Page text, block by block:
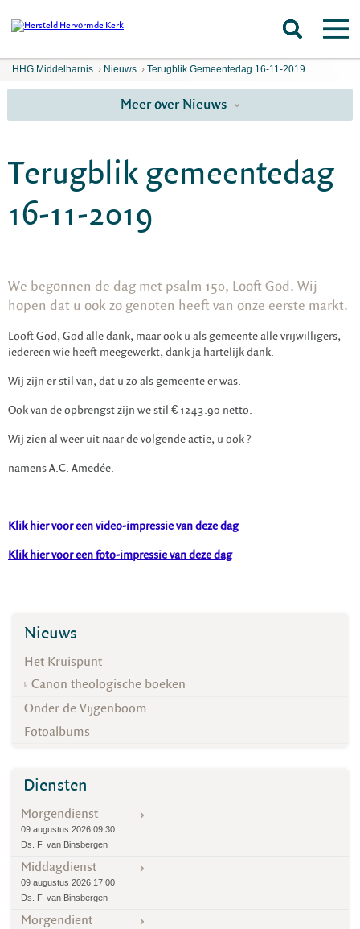
HHG Middelharnis › Nieuws › Terugblik Gemeentedag 16-11-2019
Meer over Nieuws
Terugblik gemeentedag
16-11-2019
We begonnen de dag met psalm 150, Looft God. Wij
hopen dat u ook zo genoten heeft van onze eerste markt.
Looft God, God alle dank, maar ook u als gemeente alle vrijwilligers,
iedereen wie heeft meegewerkt, dank ja hartelijk dank.
Wij zijn er stil van, dat u zo als gemeente er was.
Ook van de opbrengst zijn we stil € 1243.90 netto.
Wij zien al weer uit naar de volgende actie, u ook ?
namens A.C. Amedée.
Klik hier voor een video-impressie van deze dag
Klik hier voor een foto-impressie van deze dag
Nieuws
Het Kruispunt
Canon theologische boeken
Onder de Vijgenboom
Fotoalbums
Diensten
Morgendienst
09 augustus 2026 09:30
Ds. F. van Binsbergen
Middagdienst
09 augustus 2026 17:00
Ds. F. van Binsbergen
Morgendient